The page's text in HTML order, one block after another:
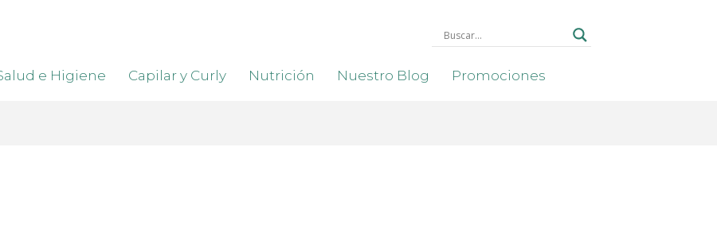
e Higiene Capilar y Curly Nutrición Nuestro Blog Promociones